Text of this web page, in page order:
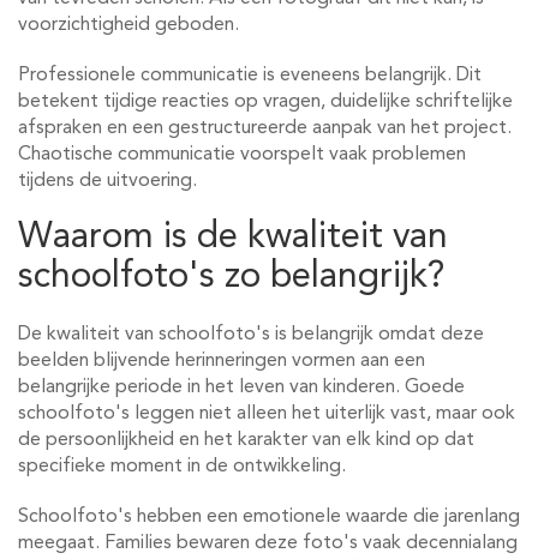
voorzichtigheid geboden.
Professionele communicatie is eveneens belangrijk. Dit
betekent tijdige reacties op vragen, duidelijke schriftelijke
afspraken en een gestructureerde aanpak van het project.
Chaotische communicatie voorspelt vaak problemen
tijdens de uitvoering.
Waarom is de kwaliteit van
schoolfoto's zo belangrijk?
De kwaliteit van schoolfoto's is belangrijk omdat deze
beelden blijvende herinneringen vormen aan een
belangrijke periode in het leven van kinderen. Goede
schoolfoto's leggen niet alleen het uiterlijk vast, maar ook
de persoonlijkheid en het karakter van elk kind op dat
specifieke moment in de ontwikkeling.
Schoolfoto's hebben een emotionele waarde die jarenlang
meegaat. Families bewaren deze foto's vaak decennialang